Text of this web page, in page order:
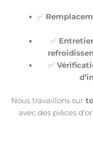
✅
✅
✅
Nous travaillons sur
avec des pièces